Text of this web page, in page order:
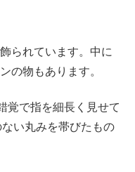
られています。中に
の物もあります。
覚で指を細長く見せて
い丸みを帯びたもの